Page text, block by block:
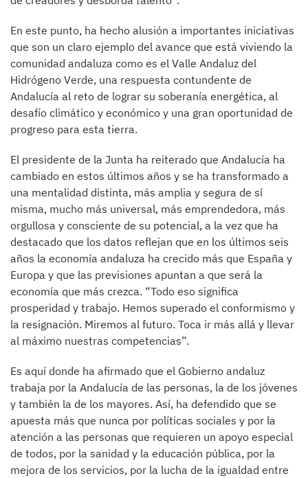
En este punto, ha hecho alusión a importantes iniciativas
que son un claro ejemplo del avance que está viviendo la
comunidad andaluza como es el Valle Andaluz del
Hidrógeno Verde, una respuesta contundente de
Andalucía al reto de lograr su soberanía energética, al
desafío climático y económico y una gran oportunidad de
progreso para esta tierra.
El presidente de la Junta ha reiterado que Andalucía ha
cambiado en estos últimos años y se ha transformado a
una mentalidad distinta, más amplia y segura de sí
misma, mucho más universal, más emprendedora, más
orgullosa y consciente de su potencial, a la vez que ha
destacado que los datos reflejan que en los últimos seis
años la economía andaluza ha crecido más que España y
Europa y que las previsiones apuntan a que será la
economía que más crezca. “Todo eso significa
prosperidad y trabajo. Hemos superado el conformismo y
la resignación. Miremos al futuro. Toca ir más allá y llevar
al máximo nuestras competencias”.
Es aquí donde ha afirmado que el Gobierno andaluz
trabaja por la Andalucía de las personas, la de los jóvenes
y también la de los mayores. Así, ha defendido que se
apuesta más que nunca por políticas sociales y por la
atención a las personas que requieren un apoyo especial
de todos, por la sanidad y la educación pública, por la
mejora de los servicios, por la lucha de la igualdad entre